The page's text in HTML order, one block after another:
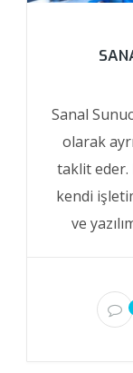
Sanal
olarak
taklit eder.
kendi
ve